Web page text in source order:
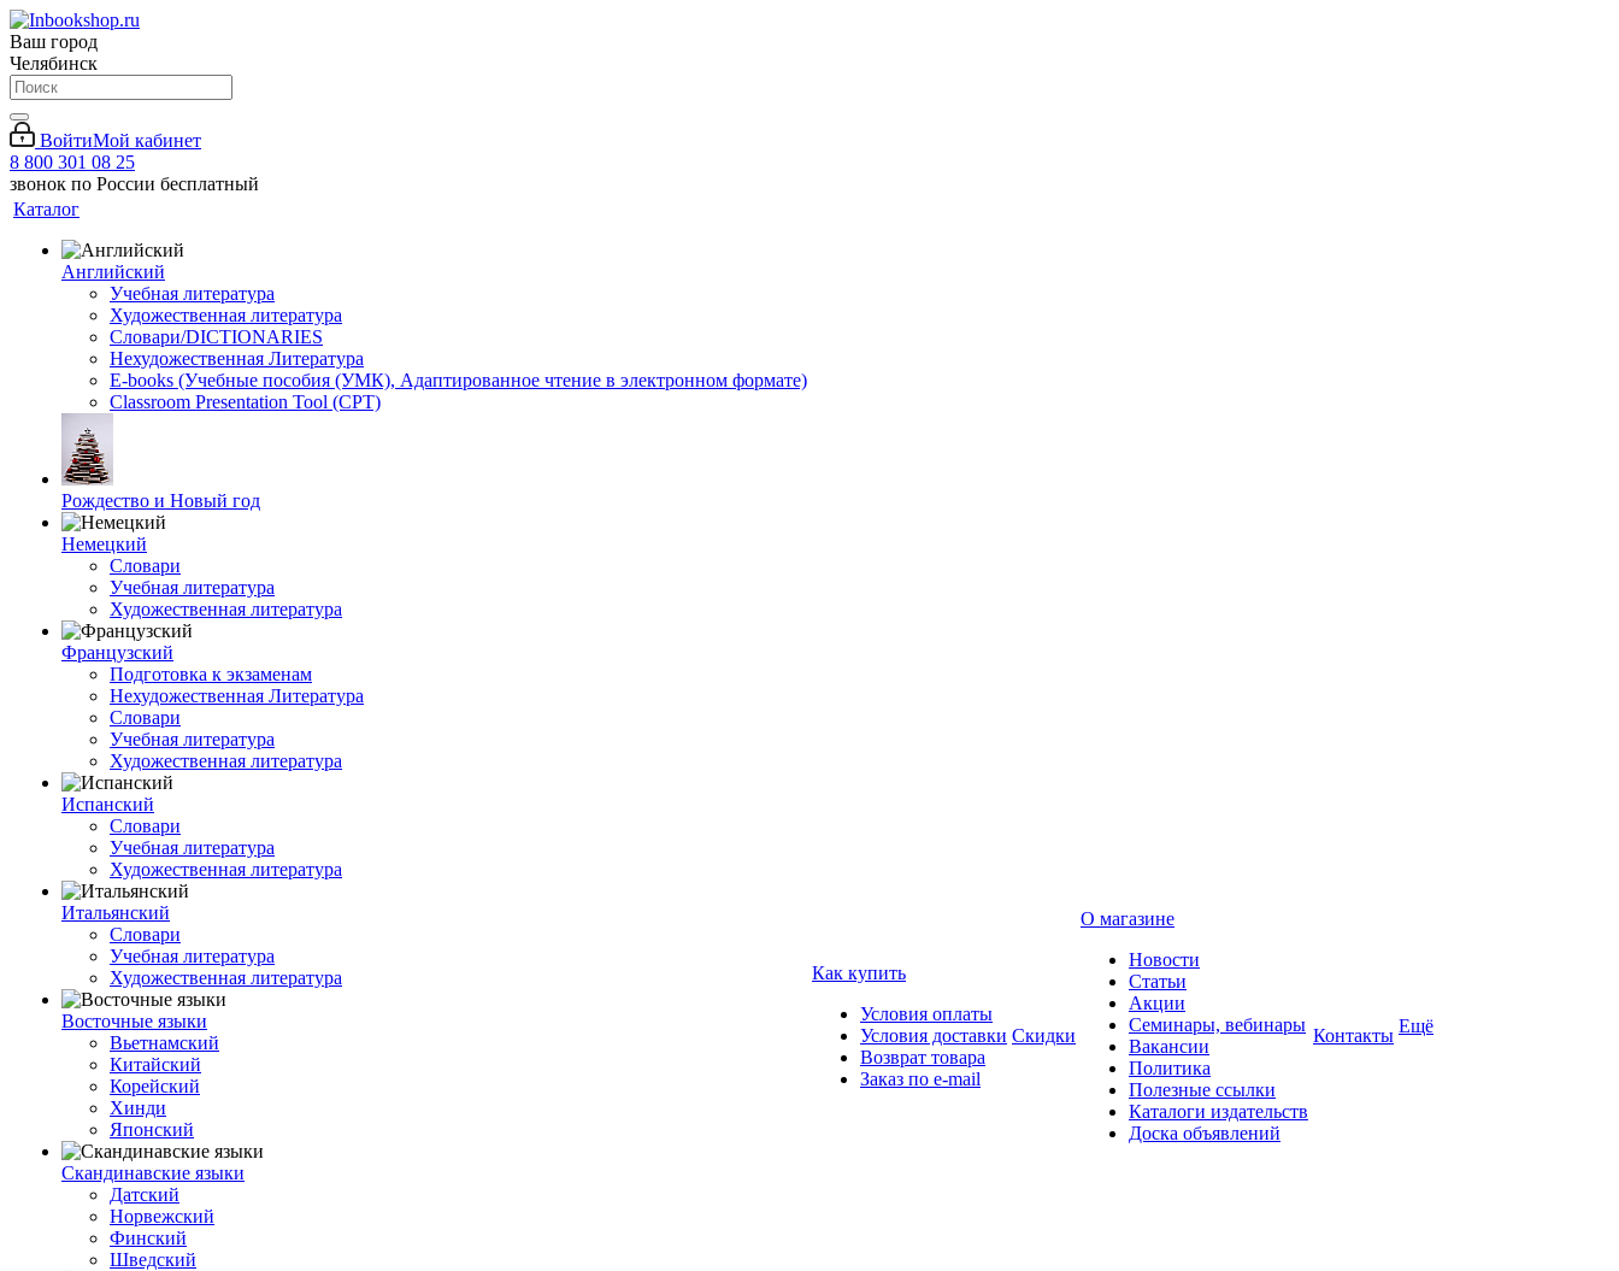
Ваш город
Челябинск
ВойтиМой кабинет
8 800 301 08 25
звонок по России бесплатный
Каталог
Английский
Учебная литература
Художественная литература
Словари/DICTIONARIES
Нехудожественная Литература
E-books (Учебные пособия (УМК), Адаптированное чтение в электронном формате)
Classroom Presentation Tool (CPT)
Рождество и Новый год
Немецкий
Словари
Учебная литература
Художественная литература
Французский
Подготовка к экзаменам
Нехудожественная Литература
Словари
Учебная литература
Художественная литература
Испанский
Словари
Учебная литература
Художественная литература
Итальянский
Словари
Учебная литература
Художественная литература
Восточные языки
Вьетнамский
Китайский
Корейский
Хинди
Японский
Скандинавские языки
Датский
Норвежский
Финский
Шведский
Как купить
Условия оплаты
Условия доставки
Возврат товара
Заказ по e-mail
Скидки
О магазине
Новости
Статьи
Акции
Семинары, вебинары
Вакансии
Политика
Полезные ссылки
Каталоги издательств
Доска объявлений
Контакты Ещё